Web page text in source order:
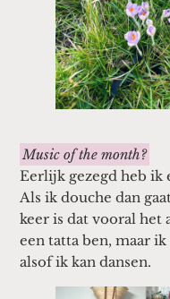
Music of the month?
Eerlijk gezegd heb ik
Als ik douche dan
keer is dat vooral het
een tatta ben, maar
alsof ik kan dansen.